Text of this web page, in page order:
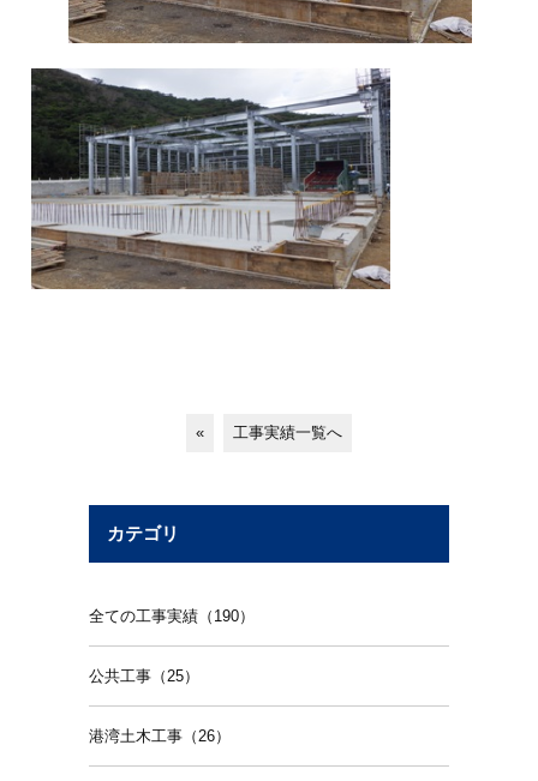
« 工事実績一覧へ
カテゴリ
全ての工事実績（190）
公共工事（25）
港湾土木工事（26）